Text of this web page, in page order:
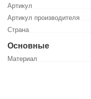
Артикул
Артикул производителя
Страна
Основные
Материал